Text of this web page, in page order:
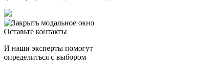
Оставьте контакты
И наши эксперты помогут
определиться с выбором